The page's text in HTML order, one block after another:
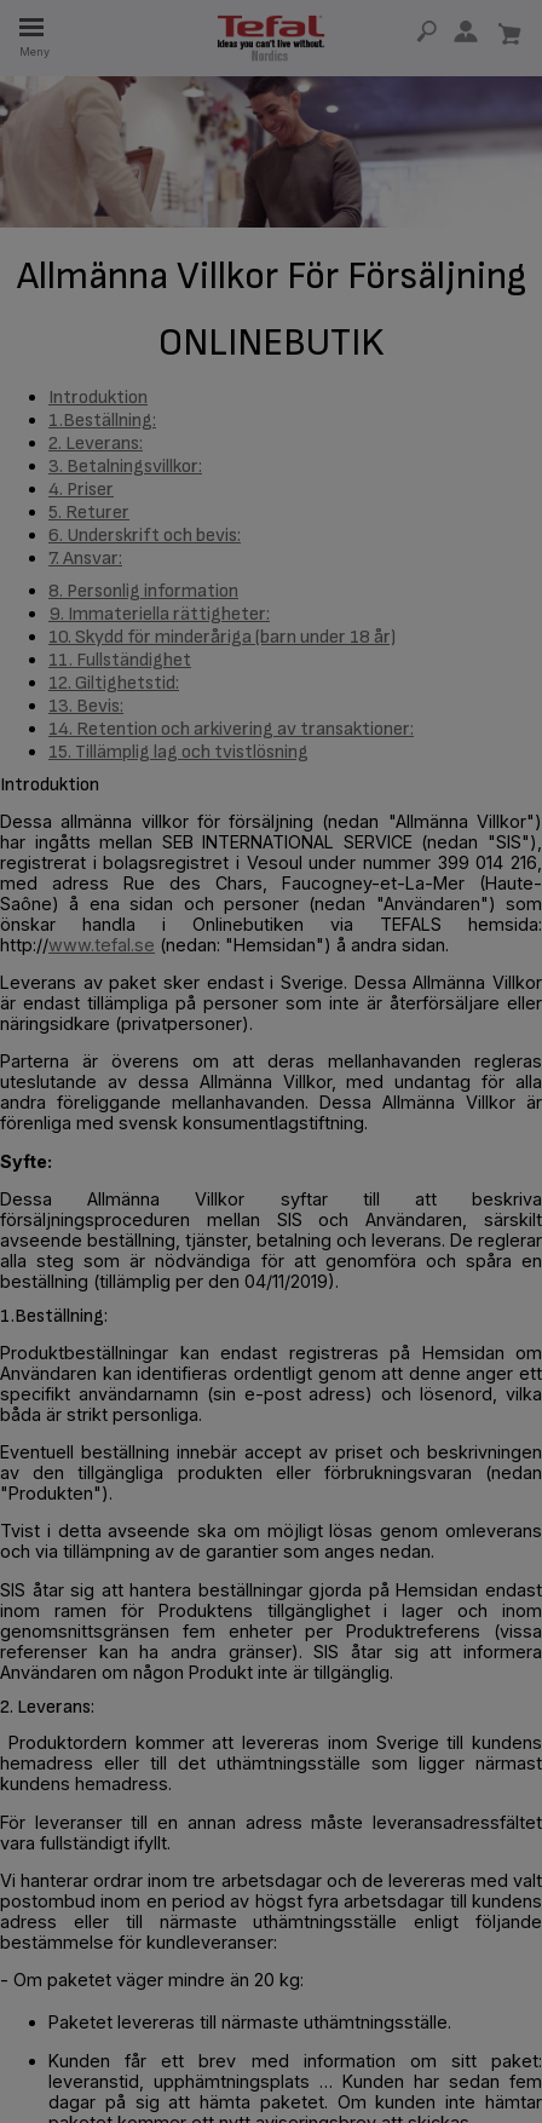
Meny
Allmänna Villkor För Försäljning
ONLINEBUTIK
Introduktion
1.Beställning:
2. Leverans:
3. Betalningsvillkor:
4. Priser
5. Returer
6. Underskrift och bevis:
7. Ansvar:
8. Personlig information
9. Immateriella rättigheter:
10. Skydd för minderåriga (barn under 18 år)
11. Fullständighet
12. Giltighetstid:
13. Bevis:
14. Retention och arkivering av transaktioner:
15. Tillämplig lag och tvistlösning
Introduktion
Dessa allmänna villkor för försäljning (nedan "Allmänna Villkor")
har ingåtts mellan SEB INTERNATIONAL SERVICE (nedan "SIS"),
registrerat i bolagsregistret i Vesoul under nummer 399 014 216,
med adress Rue des Chars, Faucogney-et-La-Mer (Haute-
Saône) å ena sidan och personer (nedan "Användaren") som
önskar handla i Onlinebutiken via TEFALS hemsida:
http://www.tefal.se (nedan: "Hemsidan") å andra sidan.
Leverans av paket sker endast i Sverige. Dessa Allmänna Villkor
är endast tillämpliga på personer som inte är återförsäljare eller
näringsidkare (privatpersoner).
Parterna är överens om att deras mellanhavanden regleras
uteslutande av dessa Allmänna Villkor, med undantag för alla
andra föreliggande mellanhavanden. Dessa Allmänna Villkor är
förenliga med svensk konsumentlagstiftning.
Syfte:
Dessa Allmänna Villkor syftar till att beskriva
försäljningsproceduren mellan SIS och Användaren, särskilt
avseende beställning, tjänster, betalning och leverans. De reglerar
alla steg som är nödvändiga för att genomföra och spåra en
beställning (tillämplig per den 04/11/2019).
1.Beställning:
Produktbeställningar kan endast registreras på Hemsidan om
Användaren kan identifieras ordentligt genom att denne anger ett
specifikt användarnamn (sin e-post adress) och lösenord, vilka
båda är strikt personliga.
Eventuell beställning innebär accept av priset och beskrivningen
av den tillgängliga produkten eller förbrukningsvaran (nedan
"Produkten").
Tvist i detta avseende ska om möjligt lösas genom omleverans
och via tillämpning av de garantier som anges nedan.
SIS åtar sig att hantera beställningar gjorda på Hemsidan endast
inom ramen för Produktens tillgänglighet i lager och inom
genomsnittsgränsen fem enheter per Produktreferens (vissa
referenser kan ha andra gränser). SIS åtar sig att informera
Användaren om någon Produkt inte är tillgänglig.
2. Leverans:
Produktordern kommer att levereras inom Sverige till kundens
hemadress eller till det uthämtningsställe som ligger närmast
kundens hemadress.
För leveranser till en annan adress måste leveransadressfältet
vara fullständigt ifyllt.
Vi hanterar ordrar inom tre arbetsdagar och de levereras med valt
postombud inom en period av högst fyra arbetsdagar till kundens
adress eller till närmaste uthämtningsställe enligt följande
bestämmelse för kundleveranser:
- Om paketet väger mindre än 20 kg:
Paketet levereras till närmaste uthämtningsställe.
Kunden får ett brev med information om sitt paket:
leveranstid, upphämtningsplats … Kunden har sedan fem
dagar på sig att hämta paketet. Om kunden inte hämtar